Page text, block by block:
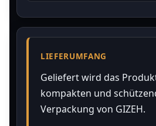
LIEFERUMFANG
Geliefert wird das
kompakten und
Verpackung von GIZEH.